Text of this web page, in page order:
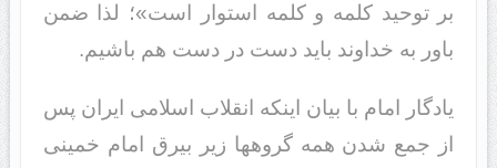
بر توحید کلمه و کلمه استوار است»؛ لذا ضمن
باور به خداوند باید دست در دست هم باشیم.
یادگار امام با بیان اینکه انقلاب اسلامی ایران پس
از جمع شدن همه گروهها زیر بیرق امام خمینی